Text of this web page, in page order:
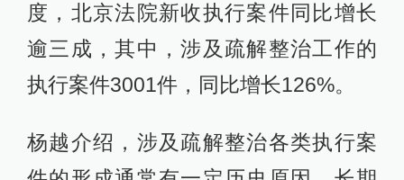
度，北京法院新收执行案件同比增长
逾三成，其中，涉及疏解整治工作的
执行案件3001件，同比增长126%。
杨越介绍，涉及疏解整治各类执行案